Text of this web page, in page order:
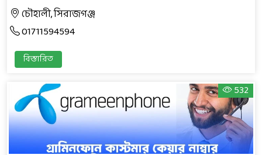
চৌহালী, সিরাজগঞ্জ
01711594594
বিস্তারিত
532